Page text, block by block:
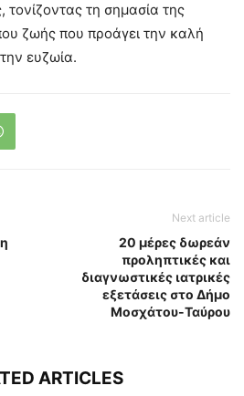
τη σημασία της
ζωής που προάγει την καλή
ευζωία.
Next article
20 μέρες δωρεάν
προληπτικές και
διαγνωστικές ιατρικές
εξετάσεις στο Δήμο
Μοσχάτου-Ταύρου
ARTICLES